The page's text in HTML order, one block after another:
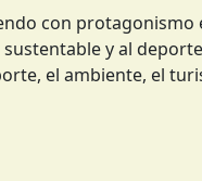
con
y al
el ambiente, el